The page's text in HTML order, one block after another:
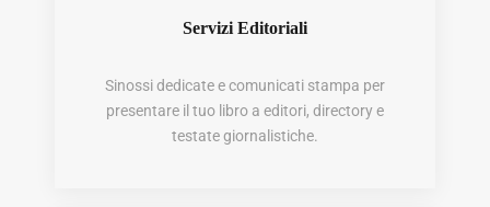
Servizi Editoriali
Sinossi dedicate e comunicati stampa per
presentare il tuo libro a editori, directory e
testate giornalistiche.